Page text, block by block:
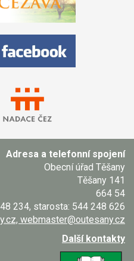
Adresa a telefonní spojení
Obecní úřad Těšany
Těšany 141
664 54
234, starosta: 544 248 626
webmaster@outesany.cz
Další kontakty